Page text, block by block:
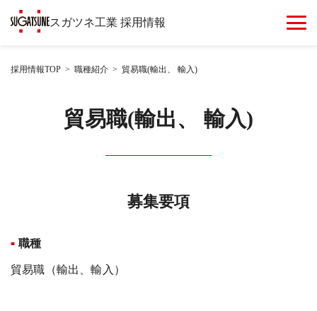
スガツネ工業 採用情報
採用情報TOP 職種紹介 貿易職(輸出、 輸入)
貿易職(輸出、 輸入)
募集要項
職種
貿易職（輸出、輸入）